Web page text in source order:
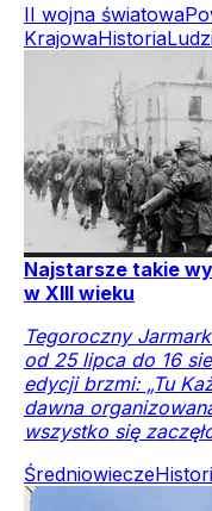
II wojna światowa
KrajowaHistoria
Najstarsze takie
w XIII wieku
Tegoroczny
od 25 lipca do 16
edycji brzmi: „Tu
dawna
wszystko się
Średniowiecze